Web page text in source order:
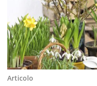
Articolo